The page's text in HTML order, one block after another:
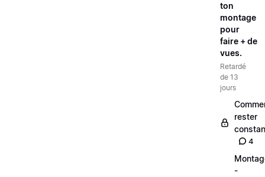
ton
montage
pour
faire + de
vues.
Retardé
de 13
jours
rester
4
-